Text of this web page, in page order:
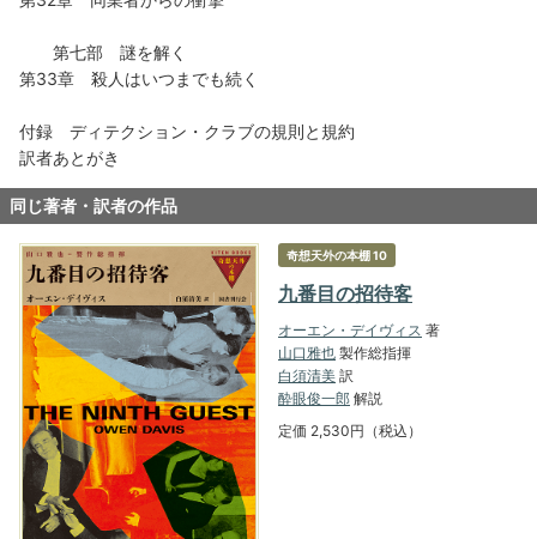
第七部 謎を解く
第33章 殺人はいつまでも続く
付録 ディテクション・クラブの規則と規約
訳者あとがき
同じ著者・訳者の作品
奇想天外の本棚 10
九番目の招待客
オーエン・デイヴィス 著
山口雅也 製作総指揮
白須清美 訳
酔眼俊一郎 解説
定価 2,530円（税込）